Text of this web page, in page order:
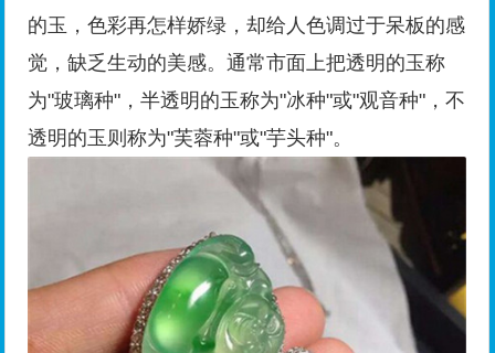
的玉，色彩再怎样娇绿，却给人色调过于呆板的感
觉，缺乏生动的美感。通常市面上把透明的玉称
为"玻璃种"，半透明的玉称为"冰种"或"观音种"，不
透明的玉则称为"芙蓉种"或"芋头种"。